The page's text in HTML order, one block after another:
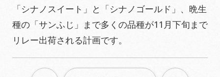
「シナノスイート」と「シナノゴールド」、晩生
種の「サンふじ」まで多くの品種が11月下旬まで
リレー出荷される計画です。